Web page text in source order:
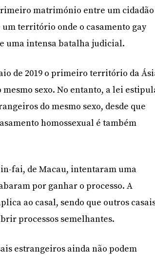
matrimónio entre um cidadão
território onde o casamento gay
uma intensa batalha judicial.
de 2019 o primeiro território da
sexo. No entanto, a lei
do mesmo sexo, desde que
homossexual é também
fai, de Macau, intentaram uma
por ganhar o processo. A
ao casal, sendo que outros
processos semelhantes.
estrangeiros ainda não podem